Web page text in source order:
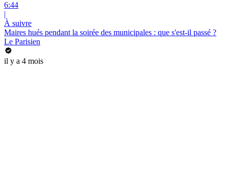
6:44
|
À suivre
Maires hués pendant la soirée des municipales : que s'est-il passé ?
Le Parisien
il y a 4 mois